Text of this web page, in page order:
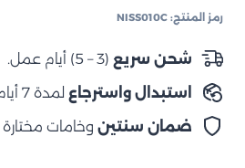
متوسط
رمز المنتج: NISS010C
شحن سريع (3 – 5) أيام عمل.
استبدال واسترجاع لمدة 7 أيام.
ضمان سنتين وخامات مختارة